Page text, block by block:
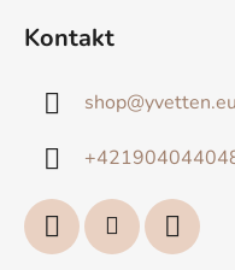
Kontakt
shop@yvetten.eu